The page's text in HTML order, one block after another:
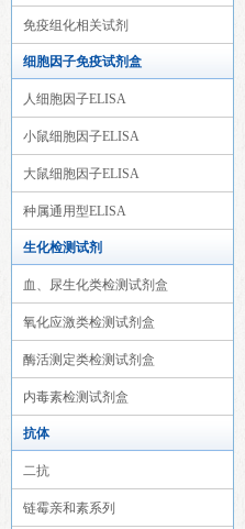
免疫组化相关试剂
细胞因子免疫试剂盒
人细胞因子ELISA
小鼠细胞因子ELISA
大鼠细胞因子ELISA
种属通用型ELISA
生化检测试剂
血、尿生化类检测试剂盒
氧化应激类检测试剂盒
酶活测定类检测试剂盒
内毒素检测试剂盒
抗体
二抗
链霉亲和素系列